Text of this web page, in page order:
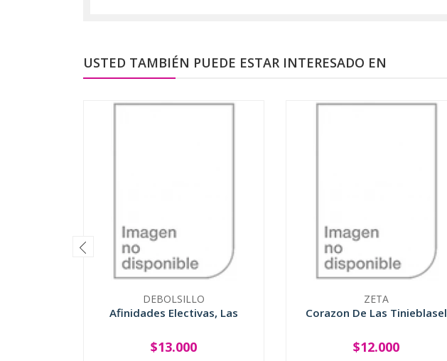
USTED TAMBIÉN PUEDE ESTAR INTERESADO EN
DEBOLSILLO
Afinidades Electivas, Las
+
$13.000
ZETA
Corazon De Las Tinieblasel
+
$12.000